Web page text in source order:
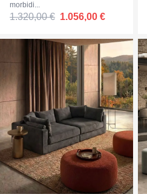
morbidi...
1.320,00 € 1.056,00 €